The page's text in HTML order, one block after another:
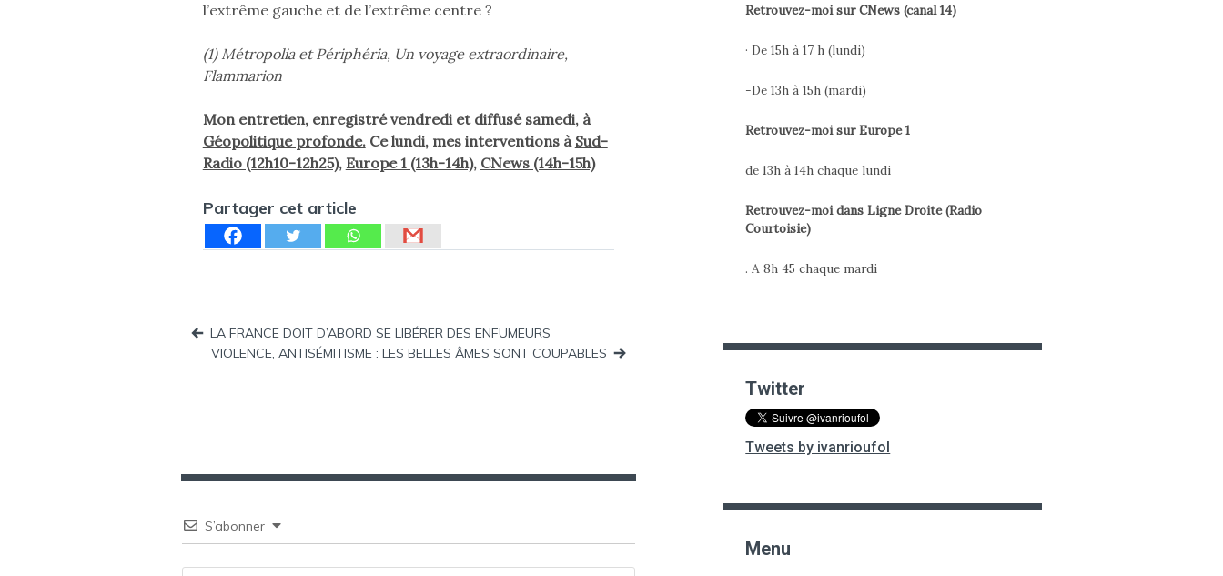
l’extrême gauche et de l’extrême centre ?
(1) Métropolia et Périphéria, Un voyage extraordinaire,
Flammarion
Mon entretien, enregistré vendredi et diffusé samedi, à
Géopolitique profonde.Ce lundi, mes interventions à Sud-
Radio (12h10-12h25), Europe 1 (13h-14h), CNews (14h-15h)
Partager cet article
LA FRANCE DOIT D’ABORD SE LIBÉRER DES ENFUMEURS
VIOLENCE, ANTISÉMITISME : LES BELLES ÂMES SONT COUPABLES
S’abonner
Retrouvez-moi sur CNews (canal 14)
· De 15h à 17 h (lundi)
-De 13h à 15h (mardi)
Retrouvez-moi sur Europe 1
de 13h à 14h chaque lundi
Retrouvez-moi dans Ligne Droite (Radio
Courtoisie)
. A 8h 45 chaque mardi
Twitter
Tweets by ivanrioufol
Menu